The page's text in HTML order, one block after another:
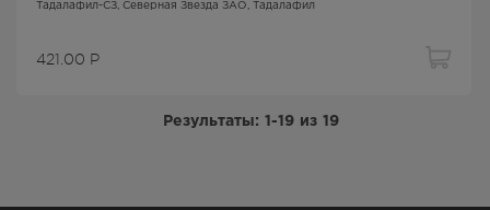
Тадалафил-СЗ , Северная Звезда ЗАО, Тадалафил
421.00 Р
Результаты: 1-19 из 19